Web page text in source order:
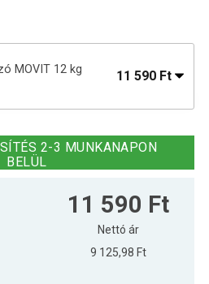
MOVIT 12 kg
11 590 Ft
MOVIT 5 kg 5 090 Ft
MOVIT 8 kg 8 790 Ft
2-3 MUNKANAPON
BELÜL
11 590 Ft
Nettó ár
9 125,98 Ft